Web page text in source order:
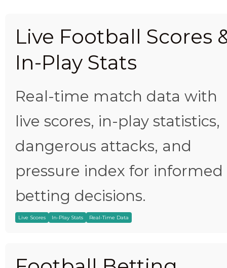
Live Football Scores
In-Play Stats
Real-time match data with
live scores, in-play statistics,
dangerous attacks, and
pressure index for informed
betting decisions.
Live Scores In-Play Stats Real-Time Data